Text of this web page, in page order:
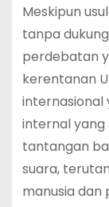
Meskipun
tanpa
perdebatan
kerentanan
internasional
internal yang
tantangan
suara,
manusia dan